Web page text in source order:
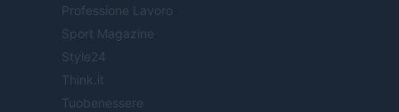
Professione Lavoro
Sport Magazine
Style24
Think.it
Tuobenessere